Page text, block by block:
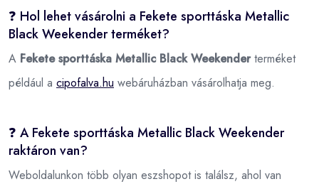
❓ Hol lehet vásárolni a Fekete sporttáska Metallic
Black Weekender terméket?
A Fekete sporttáska Metallic Black Weekenderterméket
például a cipofalva.hu webáruházban vásárolhatja meg.
❓ A Fekete sporttáska Metallic Black Weekender
raktáron van?
Weboldalunkon több olyan eszshopot is találsz, ahol van